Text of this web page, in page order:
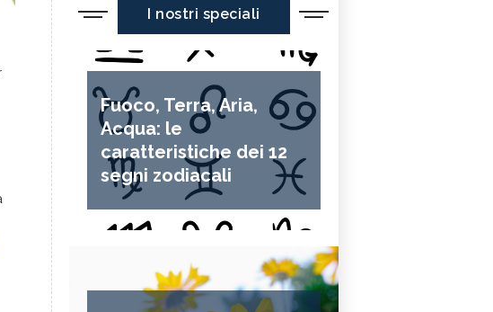
I nostri speciali
Fuoco, Terra, Aria,
Acqua: le
caratteristiche dei 12
segni zodiacali